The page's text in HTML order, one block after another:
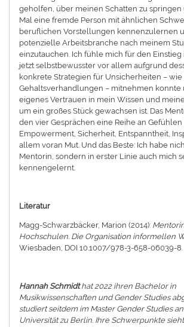
geholfen, über meinen Schatten zu springen
Mal eine fremde Person mit ähnlichen
beruflichen Vorstellungen kennenzulernen
potenzielle Arbeitsbranche nach meinem
einzutauchen. Ich fühle mich für den
jetzt selbstbewusster vor allem aufgrund
konkrete Strategien für Unsicherheiten –
Gehaltsverhandlungen – mitnehmen konnte
eigenes Vertrauen in mein Wissen und
um ein großes Stück gewachsen ist. Das
den vier Gesprächen eine Reihe an
Empowerment, Sicherheit, Entspanntheit,
allem voran Mut. Und das Beste: Ich habe
Mentorin, sondern in erster Linie auch mich
kennengelernt.
Literatur
Magg-Schwarzbäcker, Marion (2014):
Hochschulen. Die Organisation informellen
Wiesbaden, DOI 10.1007/978-3-658-06039-8.
Hannah Schmidthat 2022 ihren Bachelor in
Musikwissenschaften und Gender Studies
studiert seitdem im Master Gender Studies
Universität zu Berlin. Ihre Schwerpunkte